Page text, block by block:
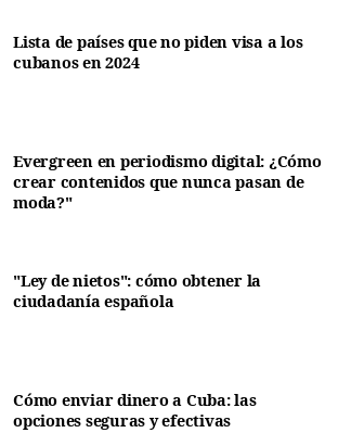
Lista de países que no piden visa a los
cubanos en 2024
Evergreen en periodismo digital: ¿Cómo
crear contenidos que nunca pasan de
moda?"
"Ley de nietos": cómo obtener la
ciudadanía española
Cómo enviar dinero a Cuba: las
opciones seguras y efectivas